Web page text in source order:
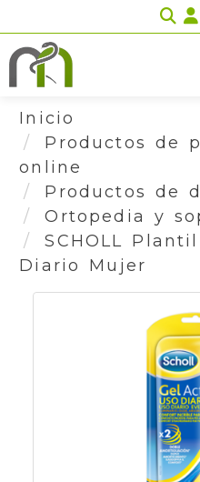
Inicio
Productos de
online
Productos de
Ortopedia y
SCHOLL
Diario Mujer